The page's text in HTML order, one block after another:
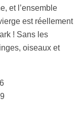
et l’ensemble
est réellement
! Sans les
oiseaux et